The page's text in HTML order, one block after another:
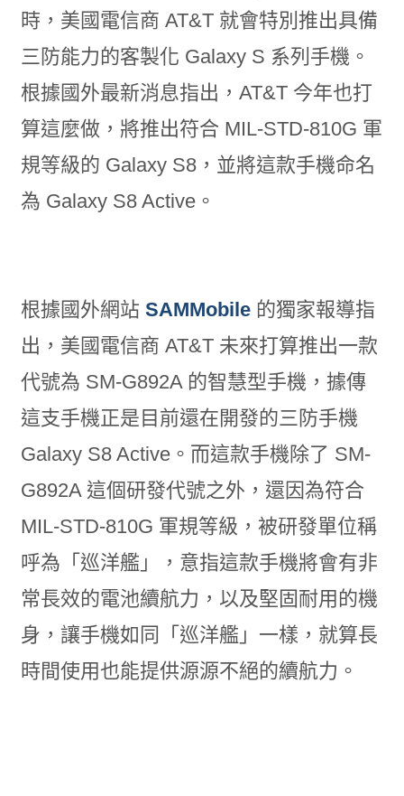
時，美國電信商 AT&T 就會特別推出具備
三防能力的客製化 Galaxy S 系列手機。
根據國外最新消息指出，AT&T 今年也打
算這麼做，將推出符合 MIL-STD-810G 軍
規等級的 Galaxy S8，並將這款手機命名
為 Galaxy S8 Active。
根據國外網站 SAMMobile的獨家報導指
出，美國電信商 AT&T 未來打算推出一款
代號為 SM-G892A 的智慧型手機，據傳
這支手機正是目前還在開發的三防手機
Galaxy S8 Active。而這款手機除了 SM-
G892A 這個研發代號之外，還因為符合
MIL-STD-810G 軍規等級，被研發單位稱
呼為「巡洋艦」，意指這款手機將會有非
常長效的電池續航力，以及堅固耐用的機
身，讓手機如同「巡洋艦」一樣，就算長
時間使用也能提供源源不絕的續航力。